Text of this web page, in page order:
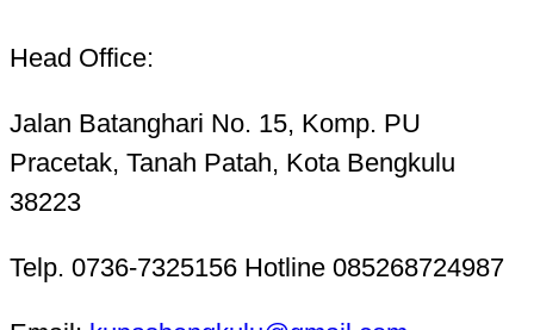
Head Office:
Jalan Batanghari No. 15, Komp. PU
Pracetak, Tanah Patah, Kota Bengkulu
38223
Telp. 0736-7325156 Hotline 085268724987